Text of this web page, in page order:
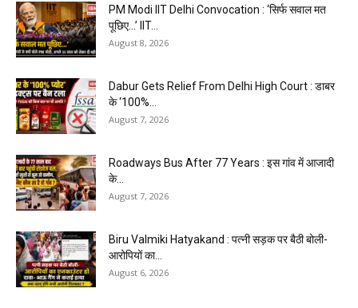
PM Modi IIT Delhi Convocation : ‘सिर्फ सवाल मत
पूछिए…’ IIT...
August 8, 2026
Dabur Gets Relief From Delhi High Court : डाबर
के ‘100%...
August 7, 2026
Roadways Bus After 77 Years : इस गांव में आजादी
के...
August 7, 2026
Biru Valmiki Hatyakand : पत्नी सड़क पर बैठी बोली-
आरोपियों का...
August 6, 2026